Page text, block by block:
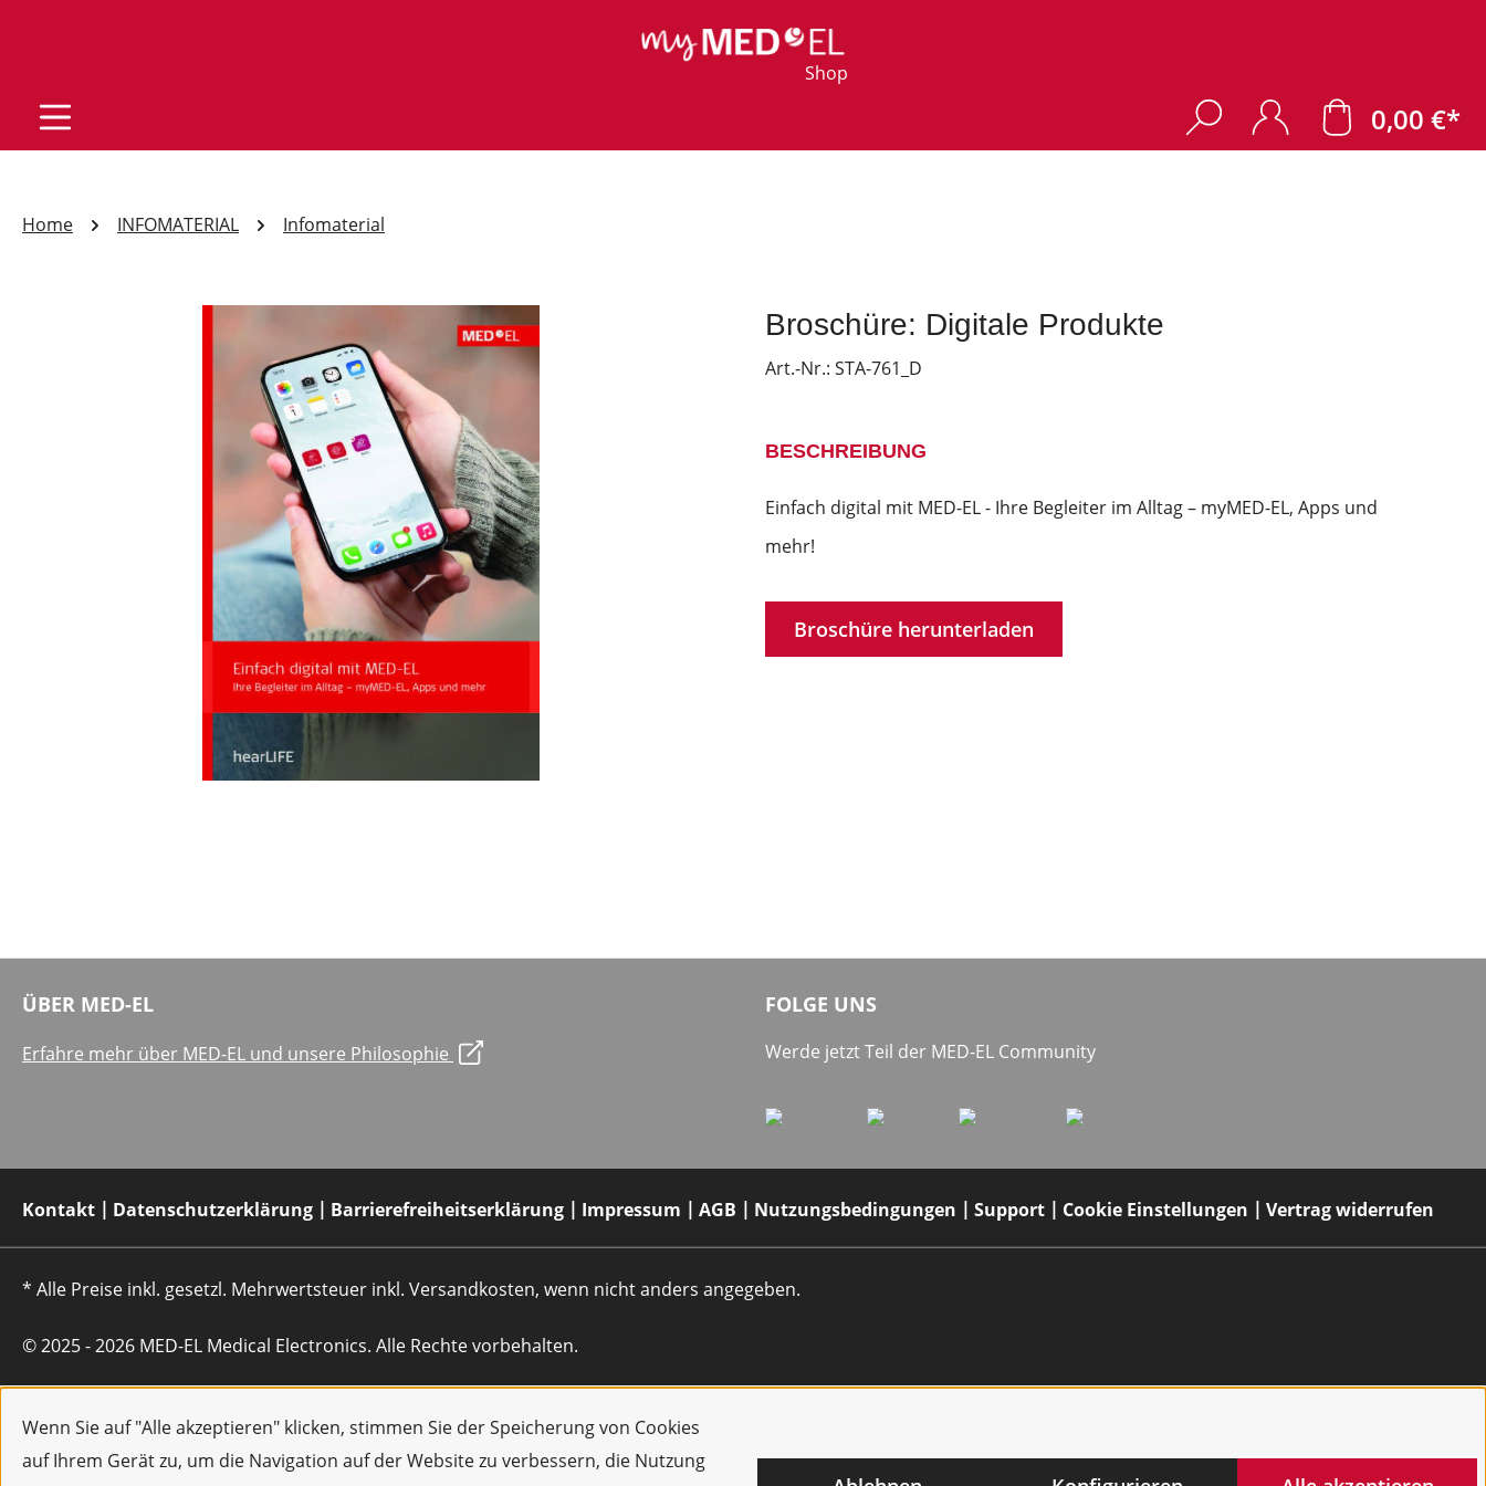
Wenn Sie auf "Alle akzeptieren" klicken, stimmen Sie der Speicherung von Cookies
auf Ihrem Gerät zu, um die Navigation auf der Website zu verbessern, die Nutzung
Shop
0,00 €*
Home INFOMATERIAL Infomaterial
Broschüre: Digitale Produkte
Art.-Nr.: STA-761_D
BESCHREIBUNG
Einfach digital mit MED-EL - Ihre Begleiter im Alltag – myMED-EL, Apps und
mehr!
Broschüre herunterladen
ÜBER MED-EL
Erfahre mehr über MED-EL und unsere Philosophie
FOLGE UNS
Werde jetzt Teil der MED-EL Community
Kontakt Datenschutzerklärung Barrierefreiheitserklärung Impressum AGB Nutzungsbedingungen Support Cookie Einstellungen Vertrag widerrufen
* Alle Preise inkl. gesetzl. Mehrwertsteuer inkl. Versandkosten, wenn nicht anders angegeben.
© 2025 - 2026 MED-EL Medical Electronics. Alle Rechte vorbehalten.